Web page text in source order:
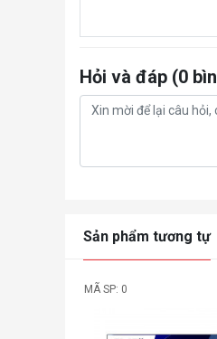
Hỏi và đáp (0
Sản phẩm tương tự
MÃ SP: 0